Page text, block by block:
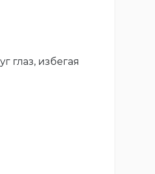
глаз, избегая